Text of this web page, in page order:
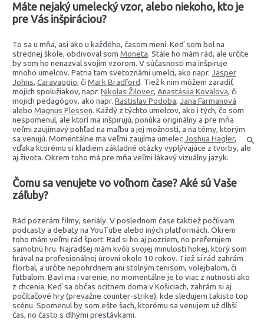
Máte nejaký umelecký vzor, alebo niekoho, kto je
pre Vás inšpiráciou?
To sa u mňa, asi ako u každého, časom mení. Keď som bol na
strednej škole, obdivoval somMoneta. Stále ho mám rád, ale určite
by som ho nenazval svojím vzorom. V súčasnosti ma inšpiruje
mnoho umelcov. Patria tam svetoznámi umelci, ako napr.Jasper
Johns,Caravaggio, čiMark Bradford. Tiež k nim môžem zaradiť
mojich spolužiakov, napr.Nikolas Žilovec,Anastásiia Kovalova, či
mojich pedagógov, ako napr.Rastislav Podoba,Jana Farmanová
aleboMagnus Plessen. Každý z týchto umelcov, ako i tých, čo som
nespomenul, ale ktorí ma inšpirujú, ponúka originálny a pre mňa
veľmi zaujímavý pohľad na maľbu a jej možnosti, a na témy, ktorým
sa venujú. Momentálne ma veľmi zaujíma umelecJoshua Hagler,
vďaka ktorému si kladiem základné otázky vyplývajúce z tvorby, ale
aj života. Okrem toho má pre mňa veľmi lákavý vizuálny jazyk.
Čomu sa venujete vo voľnom čase? Aké sú Vaše
záľuby?
Rád pozerám filmy, seriály. V poslednom čase taktiež počúvam
podcasty a debaty na YouTube alebo iných platformách. Okrem
toho mám veľmi rád šport. Rád si ho aj pozriem, no preferujem
samotnú hru. Najradšej mám kvôli svojej minulosti hokej, ktorý som
hrával na profesionálnej úrovni okolo 10 rokov. Tiež si rád zahrám
florbal, a určite nepohrdnem ani stolným tenisom, volejbalom, či
futbalom. Baví ma i varenie, no momentálne je to viac z nutnosti ako
z chcenia. Keď sa občas ocitnem doma v Košiciach, zahrám si aj
počítačové hry (prevažne counter-strike), kde sledujem takisto top
scénu. Spomenul by som ešte šach, ktorému sa venujem už dlhší
čas, no často s dlhými prestávkami.